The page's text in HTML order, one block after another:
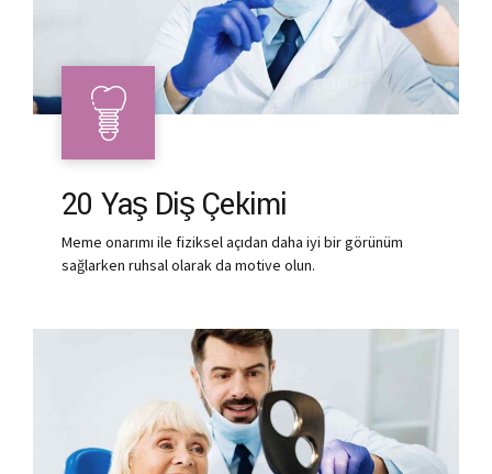
20 Yaş Diş Çekimi
Meme onarımı ile fiziksel açıdan daha iyi bir görünüm
sağlarken ruhsal olarak da motive olun.